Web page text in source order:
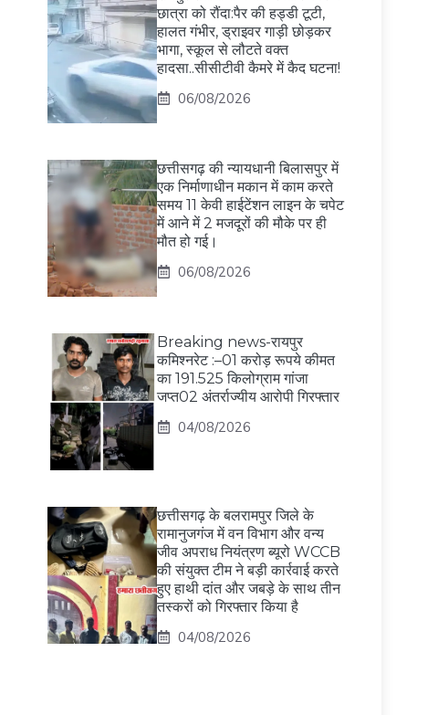
छात्रा को रौंदा:पैर की हड्डी टूटी,
हालत गंभीर, ड्राइवर गाड़ी छोड़कर
भागा, स्कूल से लौटते वक्त
हादसा..सीसीटीवी कैमरे में कैद घटना!
06/08/2026
छत्तीसगढ़ की न्यायधानी बिलासपुर में
एक निर्माणाधीन मकान में काम करते
समय 11 केवी हाईटेंशन लाइन के चपेट
में आने में 2 मजदूरों की मौके पर ही
मौत हो गई।
06/08/2026
Breaking news-रायपुर
कमिश्नरेट :–01 करोड़ रूपये कीमत
का 191.525 किलोग्राम गांजा
जप्त02 अंतर्राज्यीय आरोपी गिरफ्तार
04/08/2026
छत्तीसगढ़ के बलरामपुर जिले के
रामानुजगंज में वन विभाग और वन्य
जीव अपराध नियंत्रण ब्यूरो WCCB
की संयुक्त टीम ने बड़ी कार्रवाई करते
हुए हाथी दांत और जबड़े के साथ तीन
तस्करों को गिरफ्तार किया है
04/08/2026